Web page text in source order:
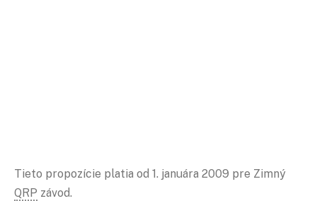
Tieto propozície platia od 1. januára 2009 pre Zimný
QRP závod.